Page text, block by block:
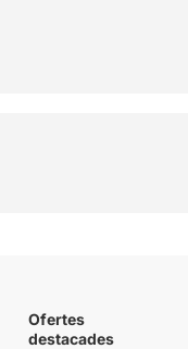
Ofertes
destacades